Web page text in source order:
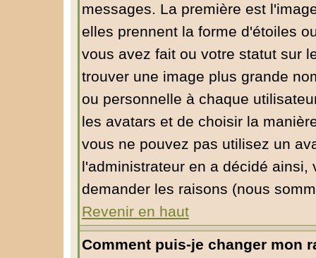
messages. La première est
elles prennent la forme d'étoiles
vous avez fait ou votre statut sur
trouver une image plus grande
ou personnelle à chaque
les avatars et de choisir la
vous ne pouvez pas utilisez un
l'administrateur en a décidé
demander les raisons (nous
Revenir en haut
Comment puis-je changer mon